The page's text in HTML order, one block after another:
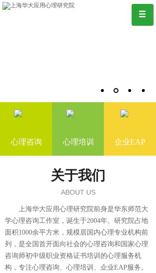
企业EAP
心理咨询 心理培训
ABOUT US
关于我们
上海华大应用心理研究院前身是华东师范大
学心理咨询工作室，诞生于2004年。研究院占地
面积1000余平方米，规模居国内心理专业机构前
列，是全国首开面向社会的心理咨询和国家心理
咨询师初中级职业资格证书培训的心理服务机
构，专注心理咨询、心理培训、企业EAP服务。